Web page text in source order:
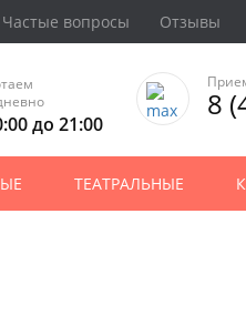
Частые вопросы Отзывы
до 21:00
8
ТЕАТРАЛЬНЫЕ